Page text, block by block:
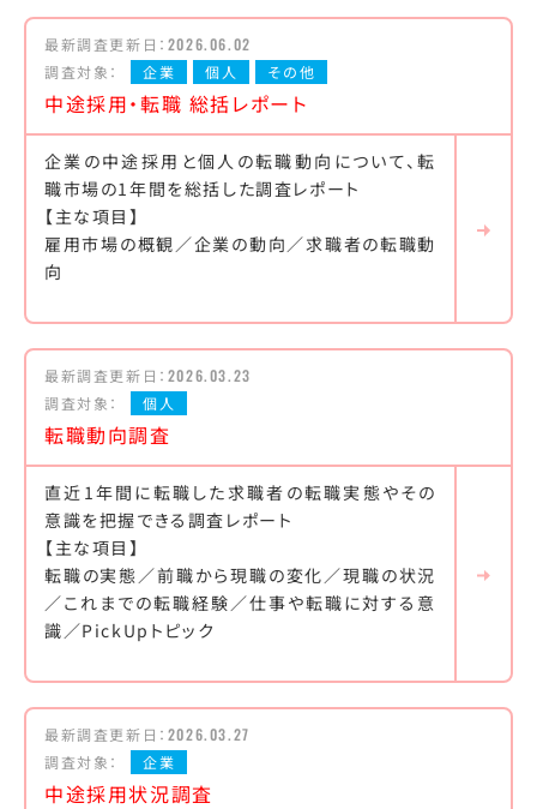
最新調査更新日： 2026.06.02
調査対象：
企業 個人 その他
中途採用・転職 総括レポート
企業の中途採用と個人の転職動向について、転
職市場の1年間を総括した調査レポート
【主な項目】
雇用市場の概観／企業の動向／求職者の転職動
向
最新調査更新日： 2026.03.23
調査対象：
個人
転職動向調査
直近1年間に転職した求職者の転職実態やその
意識を把握できる調査レポート
【主な項目】
転職の実態／前職から現職の変化／現職の状況
／これまでの転職経験／仕事や転職に対する意
識／PickUpトピック
最新調査更新日： 2026.03.27
調査対象：
企業
中途採用状況調査